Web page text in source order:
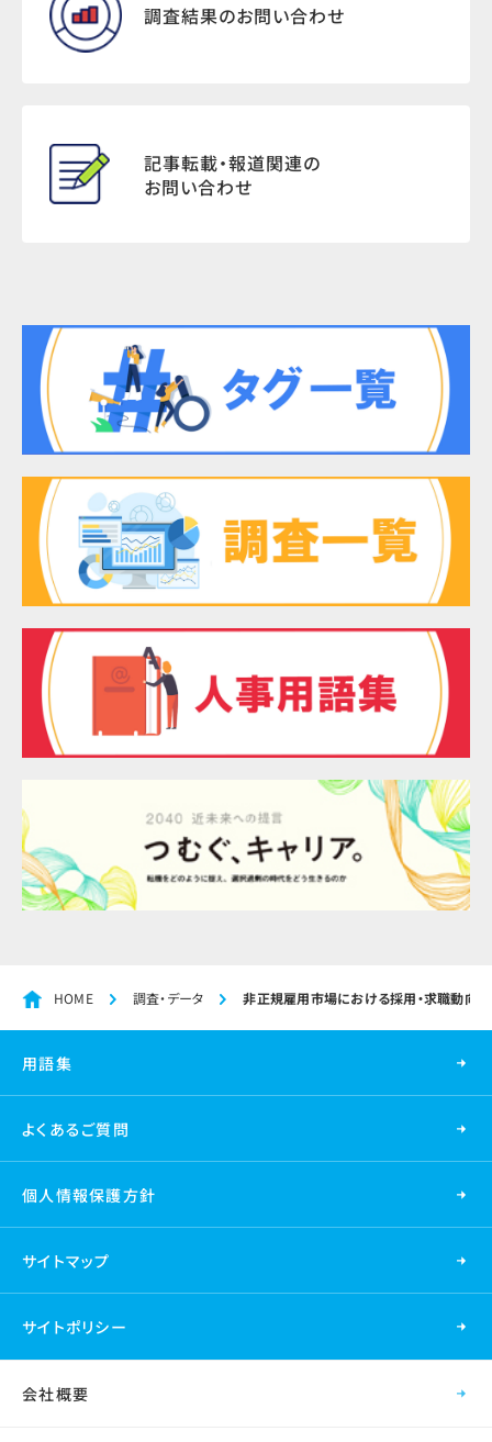
調査結果のお問い合わせ
記事転載・報道関連の
お問い合わせ
HOME 調査・データ 非正規雇用市場における採用・求職動向
用語集
よくあるご質問
個人情報保護方針
サイトマップ
サイトポリシー
会社概要